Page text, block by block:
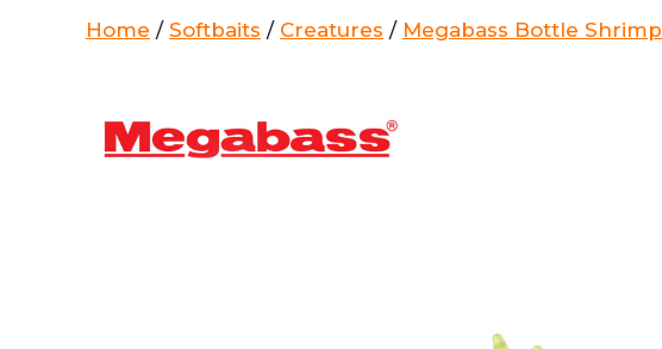
Home / Softbaits / Creatures / Megabass Bottle Shrimp